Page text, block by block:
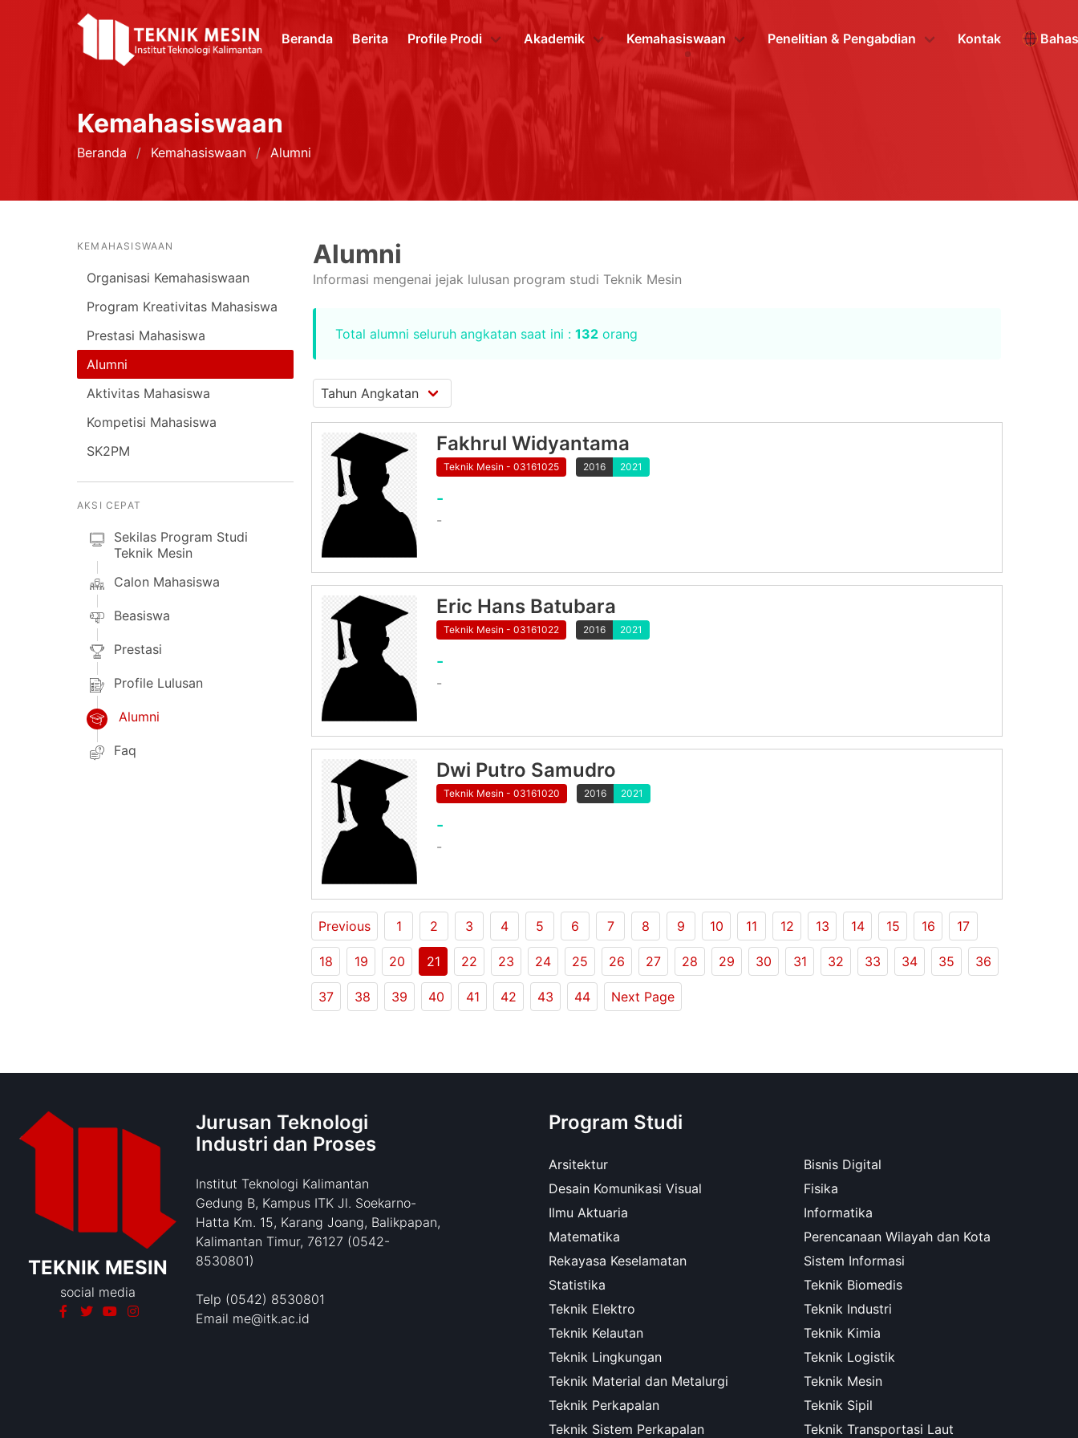
Beranda Berita Profile Prodi Akademik Kemahasiswaan Penelitian & Pengabdian Kontak
Kemahasiswaan
Beranda Kemahasiswaan Alumni
KEMAHASISWAAN
Organisasi Kemahasiswaan
Program Kreativitas Mahasiswa
Prestasi Mahasiswa
Alumni
Aktivitas Mahasiswa
Kompetisi Mahasiswa
SK2PM
AKSI CEPAT
Sekilas Program Studi
Teknik Mesin
Calon Mahasiswa
Beasiswa
Prestasi
Profile Lulusan
Alumni
Faq
Alumni
Informasi mengenai jejak lulusan program studi Teknik Mesin
Total alumni seluruh angkatan saat ini : 132 orang
Fakhrul Widyantama
Teknik Mesin - 03161025 2016 2021
-
-
Eric Hans Batubara
Teknik Mesin - 03161022 2016 2021
-
-
Dwi Putro Samudro
Teknik Mesin - 03161020 2016 2021
-
-
Previous 1 2 3 4 5 6 7 8 9 10 11 12 13 14 15 16 17
18 19 20 21 22 23 24 25 26 27 28 29 30 31 32 33 34 35 36
37 38 39 40 41 42 43 44 Next Page
TEKNIK MESIN
social media
Jurusan Teknologi
Industri dan Proses
Institut Teknologi Kalimantan
Gedung B, Kampus ITK Jl. Soekarno-
Hatta Km. 15, Karang Joang, Balikpapan,
Kalimantan Timur, 76127 (0542-
8530801)
Telp (0542) 8530801
Email me@itk.ac.id
Program Studi
Arsitektur
Bisnis Digital
Desain Komunikasi Visual
Fisika
Ilmu Aktuaria
Informatika
Matematika
Perencanaan Wilayah dan Kota
Rekayasa Keselamatan
Sistem Informasi
Statistika
Teknik Biomedis
Teknik Elektro
Teknik Industri
Teknik Kelautan
Teknik Kimia
Teknik Lingkungan
Teknik Logistik
Teknik Material dan Metalurgi
Teknik Mesin
Teknik Perkapalan
Teknik Sipil
Teknik Sistem Perkapalan
Teknik Transportasi Laut